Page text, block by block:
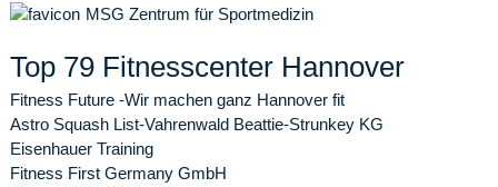
MSG Zentrum für Sportmedizin
Top 79 Fitnesscenter Hannover
Fitness Future -Wir machen ganz Hannover fit
Astro Squash List-Vahrenwald Beattie-Strunkey KG
Eisenhauer Training
Fitness First Germany GmbH